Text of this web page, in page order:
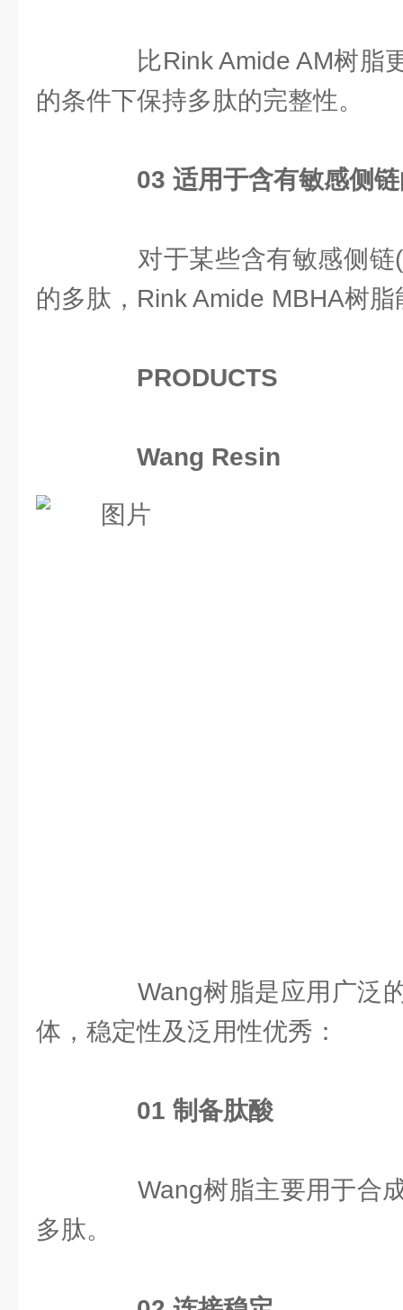
比Rink Amide AM树脂
的条件下保持多肽的完整性。
03 适用于含有敏感侧
对于某些含有敏感侧链(
的多肽，Rink Amide MBHA树
PRODUCTS
Wang Resin
Wang树脂是应用广泛的
体，稳定性及泛用性优秀：
01 制备肽酸
Wang树脂主要用于合成
多肽。